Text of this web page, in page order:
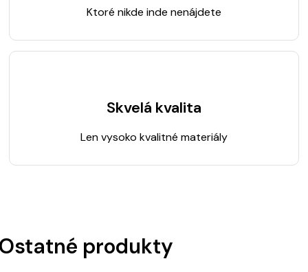
Ktoré nikde inde nenájdete
Skvelá kvalita
Len vysoko kvalitné materiály
produkty